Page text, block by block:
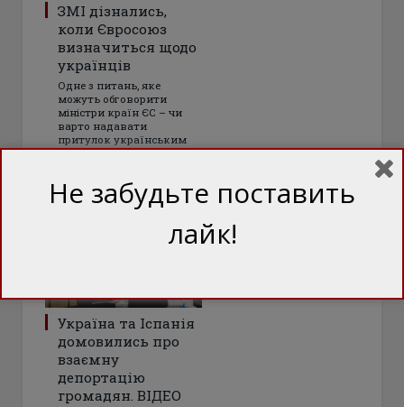
ЗМІ дізнались,
коли Євросоюз
визначиться щодо
українців
Одне з питань, яке
можуть обговорити
міністри країн ЄС – чи
варто надавати
притулок українським
чоловікам призовного
Україна та Іспанія
домовились про
взаємну
депортацію
громадян. ВІДЕО
Не забудьте поставить
лайк!